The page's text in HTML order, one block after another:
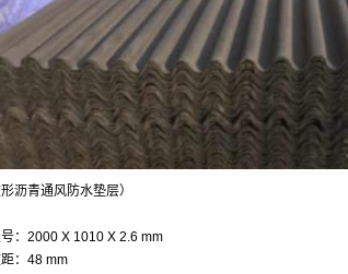
沥青通风防水垫层）
：2000 X 1010 X 2.6 mm
：48 mm